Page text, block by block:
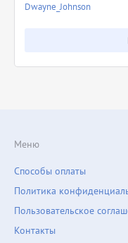
Dwayne_Johnson
Меню
Способы оплаты
Политика
Пользовательское
Контакты